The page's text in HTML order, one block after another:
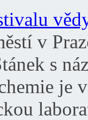
v
s
je